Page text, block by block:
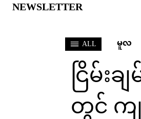
NEWSLETTER
ALL မူလ
သတင်း
ငြိမ်း
တွင် က